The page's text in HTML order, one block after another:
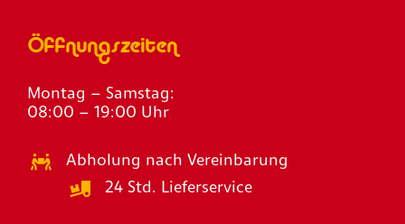
Öffnungszeiten
Montag – Samstag:
08:00 – 19:00 Uhr
Abholung nach Vereinbarung
24 Std. Lieferservice